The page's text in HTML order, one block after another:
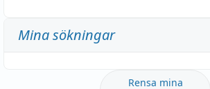
Mina sökningar
Rensa mina